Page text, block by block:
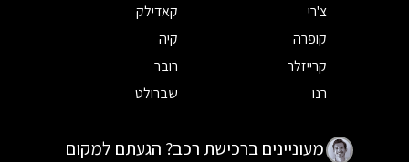
צ'רי
קאדילק
קופרה
קיה
קרייזלר
רובר
רנו
שברולט
מעוניינים ברכישת רכב? הגעתם למקום